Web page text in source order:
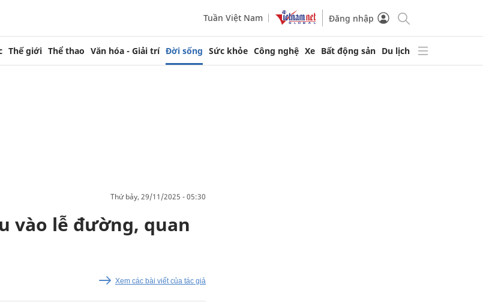
Tuần Việt Nam Đăng nhập
Thế giới Thể thao Văn hóa - Giải trí Đời sống Sức khỏe Công nghệ Xe Bất động sản Du lịch
thứ bảy, 29/11/2025 - 05:30
vào lễ đường, quan
Xem các bài viết của tác giả